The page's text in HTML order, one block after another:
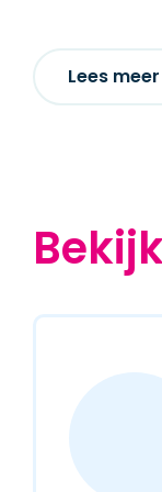
Lees meer